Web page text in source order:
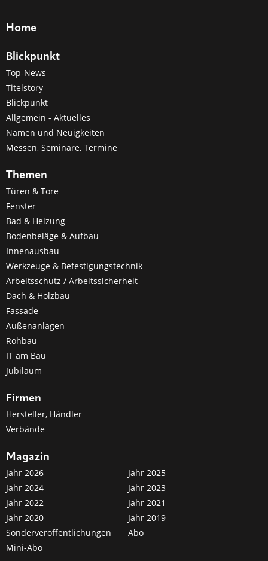
Home
Blickpunkt
Top-News
Titelstory
Blickpunkt
Allgemein - Aktuelles
Namen und Neuigkeiten
Messen, Seminare, Termine
Themen
Türen & Tore
Fenster
Bad & Heizung
Bodenbeläge & Aufbau
Innenausbau
Werkzeuge & Befestigungstechnik
Arbeitsschutz / Arbeitssicherheit
Dach & Holzbau
Fassade
Außenanlagen
Rohbau
IT am Bau
Jubiläum
Firmen
Hersteller, Händler
Verbände
Magazin
Jahr 2026
Jahr 2025
Jahr 2024
Jahr 2023
Jahr 2022
Jahr 2021
Jahr 2020
Jahr 2019
Sonderveröffentlichungen
Abo
Mini-Abo